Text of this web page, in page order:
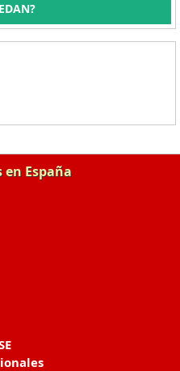
en España